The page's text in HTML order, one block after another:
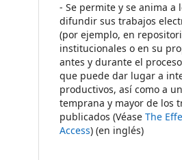
- Se permite y se anima a
difundir sus trabajos
(por ejemplo, en
institucionales o en su
antes y durante el
que puede dar lugar a
productivos, así como a
temprana y mayor de los
publicados (VéaseThe
Access) (en inglés)